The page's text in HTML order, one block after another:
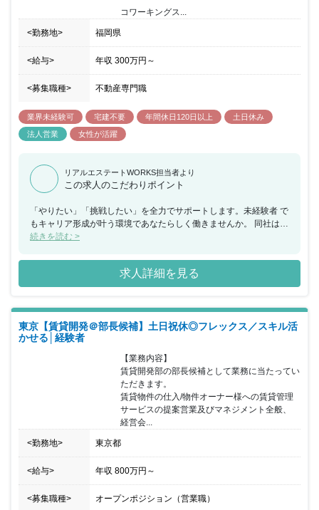
きます。 また、残業時間は月5～10時間程度で、休みも取得しやす
い環境です。
コワーキングス...
<勤務地> 福岡県
<給与> 年収 300万円 ～
<募集職種> 不動産専門職
業界未経験可 宅建不要 年間休日120日以上
土日休み
法人営業
女性が活躍
リアルエステートWORKS担当者より
この求人のこだわりポイント
「やりたい」「挑戦したい」を全力でサポートします。未経験者 で
もキャリア形成が叶う環境であなたらしく働きませんか。 同社は福
岡を中心に世界4ヵ国13拠点を展開しています。 これからの”新しい
完全週休2日制(土日祝)で私生活も 充実します。 賞与＆昇給年に2
回、頑張りはしっかり還元しています。 新しいビジネスとカルチャ
ーへのチャレンジを歓迎してます。 将来を見据えてキャリアアップ
Company』の運営を中心に、店舗開発や空間デザイン、 開業支援
コンサルティング、不動産の仲介管理など幅広い業務を 手掛けてい
ます。 今回は新規事業立ち上げのためのスタッフを募集いたしま
す。 ※当初6ヶ月間は契約社員。（契約社員期間も給与額は同額）
その後、正社員として労働契約を締結します。 同社での仕事を通し
て、下記のようなスキルが身につきます。 ■マーケティングスキル
■プロジェクトマネジメントスキル ■コミュニケーションスキル ■ロ
ジカルシンキング（論理的思考力）
続きを読む >
求人詳細を見る
東京【賃貸開発＠部長候補】土日祝休◎フレックス／スキル活
かせる│経験者
【業務内容】
賃貸開発部の部長候補として業務に当たってい
ただきます。
賃貸物件の仕入/物件オーナー様への賃貸管理
サービスの提案営業及びマネジメント全般、
経営会...
<勤務地> 東京都
<給与> 年収 800万円 ～
<募集職種> オープンポジション（営業職）